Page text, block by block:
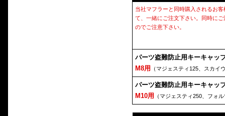
当社マフラーと同時購入されるお
て、一緒にご注文下さい。同時に
のでご注意下さい。
パーツ盗難防止用キーキャッ
M8用
（マジェスティ125、スカイ
パーツ盗難防止用キーキャッ
M10用
（マジェスティ250、フォ